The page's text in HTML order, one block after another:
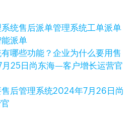
统售后派单管理系统工单派单
能派单
哪些功能？企业为什么要用售
25日 尚东海—客户增长运营官
后管理系统2024年7月26日 尚